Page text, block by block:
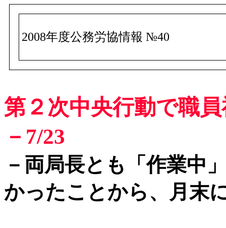
2008年度公務労協情報 №40
第２次中央行動で職
－7/23
－両局長とも「作業中
かったことから、月末